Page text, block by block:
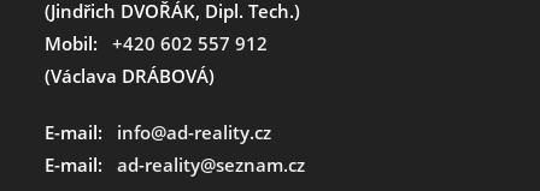
(Jindřich DVOŘÁK, Dipl. Tech.)
Mobil:+420 602 557 912
(Václava DRÁBOVÁ)
E-mail: info@ad-reality.cz
E-mail:ad-reality@seznam.cz